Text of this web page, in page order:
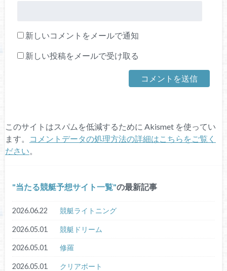
新しいコメントをメールで通知
新しい投稿をメールで受け取る
このサイトはスパムを低減するために Akismet を使ってい
ます。
コメントデータの処理方法の詳細はこちらをご覧く
ださい。
当たる競艇予想サイト一覧 の最新記事
2026.06.22 競艇ライトニング
2026.05.01 競艇ドリーム
2026.05.01 修羅
2026.05.01 クリアボート